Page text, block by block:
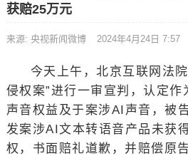
获赔25万元
来源: 央视新闻微博 2024年4月24日 7:57
今天上午，北京互联网法
侵权案”进行一审宣判，认定作
声音权益及于案涉AI声音，被
发案涉AI文本转语音产品未获
权，书面赔礼道歉，并赔偿原